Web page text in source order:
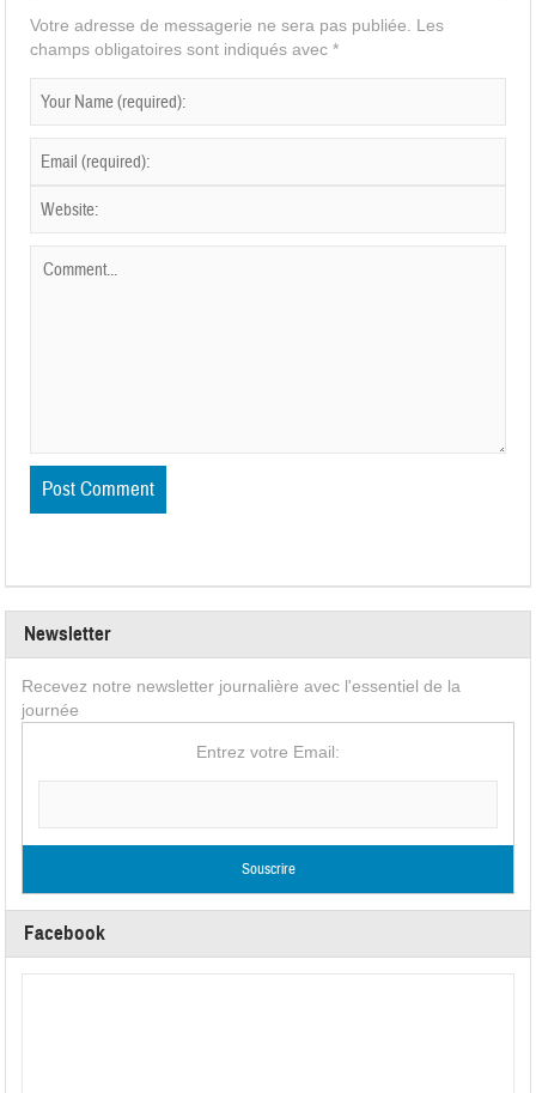
Votre adresse de messagerie ne sera pas publiée.
Les
champs obligatoires sont indiqués avec*
Newsletter
Recevez notre newsletter journalière avec l'essentiel de la
journée
Entrez votre Email:
Facebook